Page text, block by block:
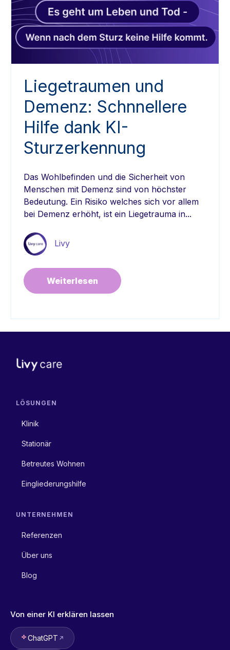
Liegetraumen und
Demenz: Schnnellere
Hilfe dank KI-
Sturzerkennung
Das Wohlbefinden und die Sicherheit von
Menschen mit Demenz sind von höchster
Bedeutung. Ein Risiko welches sich vor allem
bei Demenz erhöht, ist ein Liegetrauma in...
Livy
Weiterlesen
LÖSUNGEN
Klinik
Stationär
Betreutes Wohnen
Eingliederungshilfe
UNTERNEHMEN
Referenzen
Über uns
Blog
Von einer KI erklären lassen
ChatGPT